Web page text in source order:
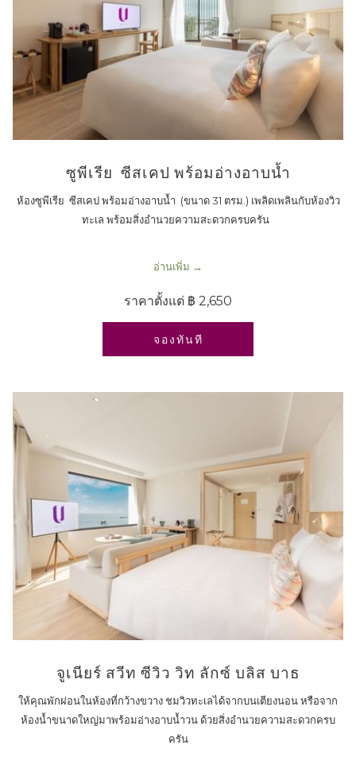
ซูพีเรีย ซีสเคป พร้อมอ่างอาบน้ำ
ห้องซูพีเรีย ซีสเคป พร้อมอ่างอาบน้ำ (ขนาด 31 ตรม.) เพลิดเพลินกับห้องวิว
ทะเล พร้อมสิ่งอำนวยความสะดวกครบครัน
อ่านเพิ่ม
ราคาตั้งแต่ ฿ 2,650
จองทันที
จูเนียร์ สวีท ซีวิว วิท ลักซ์ บลิส บาธ
ให้คุณพักผ่อนในห้องที่กว้างขวาง ชมวิวทะเลได้จากบนเตียงนอน หรือจาก
ห้องน้ำขนาดใหญ่มาพร้อมอ่างอาบน้ำวน ด้วยสิ่งอำนวยความสะดวกครบ
ครัน